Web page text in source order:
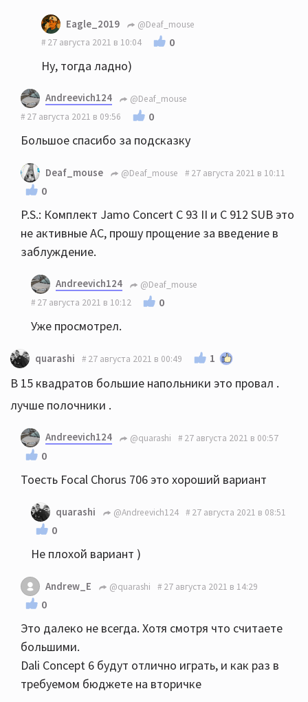
Eagle_2019
@Deaf_mouse
27 августа 2021 в 10:04
0
Ну, тогда ладно)
Andreevich124
@Deaf_mouse
27 августа 2021 в 09:56
0
Большое спасибо за подсказку
Deaf_mouse @Deaf_mouse 27 августа 2021 в 10:11
0
P.S.: Комплект Jamo Concert С 93 II и С 912 SUB это
не активные АС, прошу прощение за введение в
заблуждение.
Andreevich124
@Deaf_mouse
27 августа 2021 в 10:12
0
Уже просмотрел.
quarashi 27 августа 2021 в 00:49 1
В 15 квадратов большие напольники это провал .
лучше полочники .
Andreevich124 @quarashi 27 августа 2021 в 00:57
0
Тоесть Focal Chorus 706 это хороший вариант
quarashi @Andreevich124 27 августа 2021 в 08:51
0
Не плохой вариант )
Andrew_E @quarashi 27 августа 2021 в 14:29
0
Это далеко не всегда. Хотя смотря что считаете
большими.
Dali Concept 6 будут отлично играть, и как раз в
требуемом бюджете на вторичке